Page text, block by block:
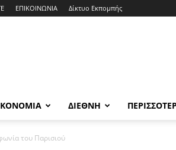
ΕΠΙΚΟΙΝΩΝΙΑ Δίκτυο Εκπομπής
ΔΙΕΘΝΗ
του Παρισιού